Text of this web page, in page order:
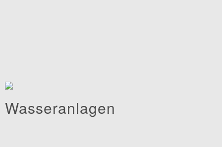
Wasseranlagen